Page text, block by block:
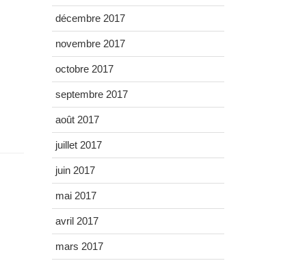
décembre 2017
novembre 2017
octobre 2017
septembre 2017
août 2017
juillet 2017
juin 2017
mai 2017
avril 2017
mars 2017